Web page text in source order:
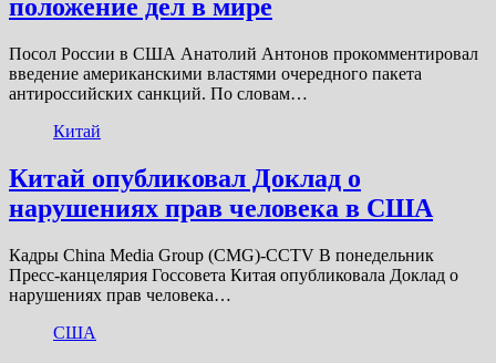
положение дел в мире
Посол России в США Анатолий Антонов прокомментировал
введение американскими властями очередного пакета
антироссийских санкций. По словам…
Китай
Китай опубликовал Доклад о
нарушениях прав человека в США
Кадры China Media Group (CMG)-CCTV В понедельник
Пресс-канцелярия Госсовета Китая опубликовала Доклад о
нарушениях прав человека…
США